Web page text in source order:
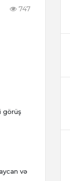
747
görüş
və